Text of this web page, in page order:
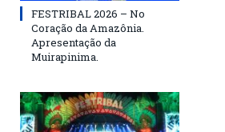
FESTRIBAL 2026 – No
Coração da Amazônia.
Apresentação da
Muirapinima.